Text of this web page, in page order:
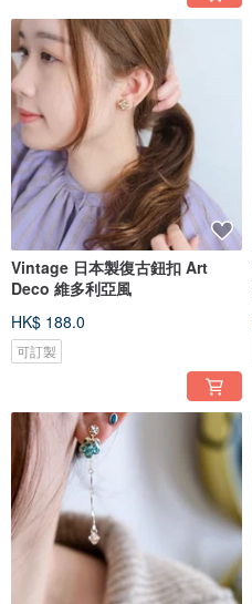
Vintage 日本製復古鈕扣 Art
Deco 維多利亞風
HK$ 188.0
可訂製